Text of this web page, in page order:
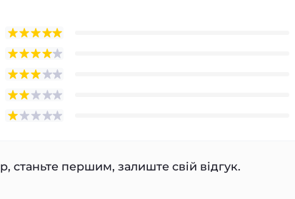
станьте першим, залиште свій відгук.